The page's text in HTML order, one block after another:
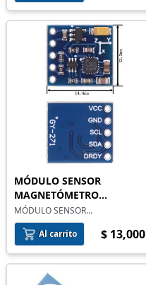
MÓDULO SENSOR
MAGNETÓMETRO
BRÚJULA HMC5883 GY-271
MÓDULO SENSOR
MAGNETÓMETRO BRÚJULA
HMC5883 GY-271
Al carrito $ 13,000